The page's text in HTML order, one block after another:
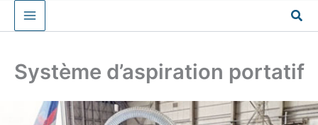
Système d’aspiration portatif